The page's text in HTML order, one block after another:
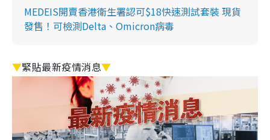
MEDEIS開賣香港衛生署認可$18快速測試套裝 現貨
發售！可檢測Delta、Omicron病毒
▼緊貼最新疫情消息▼